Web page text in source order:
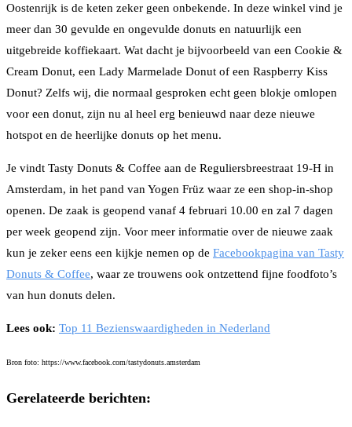
Oostenrijk is de keten zeker geen onbekende. In deze winkel vind je
meer dan 30 gevulde en ongevulde donuts en natuurlijk een
uitgebreide koffiekaart. Wat dacht je bijvoorbeeld van een Cookie &
Cream Donut, een Lady Marmelade Donut of een Raspberry Kiss
Donut? Zelfs wij, die normaal gesproken echt geen blokje omlopen
voor een donut, zijn nu al heel erg benieuwd naar deze nieuwe
hotspot en de heerlijke donuts op het menu.
Je vindt Tasty Donuts & Coffee aan de Reguliersbreestraat 19-H in
Amsterdam, in het pand van Yogen Früz waar ze een shop-in-shop
openen. De zaak is geopend vanaf 4 februari 10.00 en zal 7 dagen
per week geopend zijn. Voor meer informatie over de nieuwe zaak
kun je zeker eens een kijkje nemen op de Facebookpagina van Tasty
Donuts & Coffee, waar ze trouwens ook ontzettend fijne foodfoto’s
van hun donuts delen.
Lees ook: Top 11 Bezienswaardigheden in Nederland
Bron foto: https://www.facebook.com/tastydonuts.amsterdam
Gerelateerde berichten: